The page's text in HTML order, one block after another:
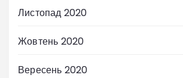
Листопад 2020
Жовтень 2020
Вересень 2020